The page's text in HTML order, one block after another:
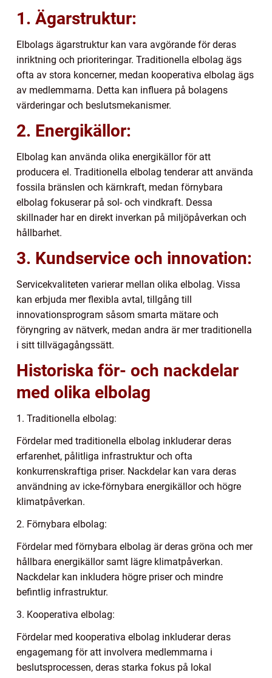
1. Ägarstruktur:
Elbolags ägarstruktur kan vara avgörande för deras
inriktning och prioriteringar. Traditionella elbolag ägs
ofta av stora koncerner, medan kooperativa elbolag ägs
av medlemmarna. Detta kan influera på bolagens
värderingar och beslutsmekanismer.
2. Energikällor:
Elbolag kan använda olika energikällor för att
producera el. Traditionella elbolag tenderar att använda
fossila bränslen och kärnkraft, medan förnybara
elbolag fokuserar på sol- och vindkraft. Dessa
skillnader har en direkt inverkan på miljöpåverkan och
hållbarhet.
3. Kundservice och innovation:
Servicekvaliteten varierar mellan olika elbolag. Vissa
kan erbjuda mer flexibla avtal, tillgång till
innovationsprogram såsom smarta mätare och
föryngring av nätverk, medan andra är mer traditionella
i sitt tillvägagångssätt.
Historiska för- och nackdelar
med olika elbolag
1. Traditionella elbolag:
Fördelar med traditionella elbolag inkluderar deras
erfarenhet, pålitliga infrastruktur och ofta
konkurrenskraftiga priser. Nackdelar kan vara deras
användning av icke-förnybara energikällor och högre
klimatpåverkan.
2. Förnybara elbolag:
Fördelar med förnybara elbolag är deras gröna och mer
hållbara energikällor samt lägre klimatpåverkan.
Nackdelar kan inkludera högre priser och mindre
befintlig infrastruktur.
3. Kooperativa elbolag:
Fördelar med kooperativa elbolag inkluderar deras
engagemang för att involvera medlemmarna i
beslutsprocessen, deras starka fokus på lokal